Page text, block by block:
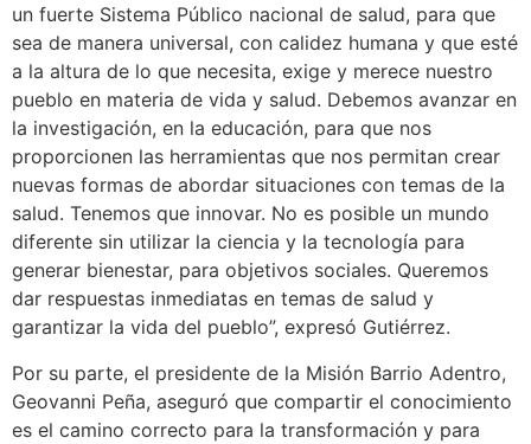
un fuerte Sistema Público nacional de salud, para que
sea de manera universal, con calidez humana y que esté
a la altura de lo que necesita, exige y merece nuestro
pueblo en materia de vida y salud. Debemos avanzar en
la investigación, en la educación, para que nos
proporcionen las herramientas que nos permitan crear
nuevas formas de abordar situaciones con temas de la
salud. Tenemos que innovar. No es posible un mundo
diferente sin utilizar la ciencia y la tecnología para
generar bienestar, para objetivos sociales. Queremos
dar respuestas inmediatas en temas de salud y
garantizar la vida del pueblo”, expresó Gutiérrez.
Por su parte, el presidente de la Misión Barrio Adentro,
Geovanni Peña, aseguró que compartir el conocimiento
es el camino correcto para la transformación y para